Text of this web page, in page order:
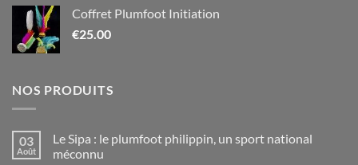
Coffret Plumfoot Initiation
€25.00
NOS PRODUITS
03
Août
Le Sipa : le plumfoot philippin, un sport national
méconnu